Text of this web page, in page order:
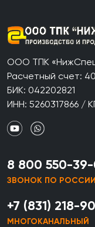
ООО ТПК
Расчетный счет:
БИК: 042202821
ИНН: 5260317866 /
8 800 550-
ЗВОНОК ПО
+7 (831) 218-
МНОГОКАНАЛЬНЫЙ